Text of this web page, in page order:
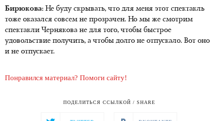
Бирюкова: Не буду скрывать, что для меня этот спектакль
тоже оказался совсем не прозрачен. Но мы же смотрим
спектакли Чернякова не для того, чтобы быстрое
удовольствие получить, а чтобы долго не отпускало. Вот оно
и не отпускает.
Понравился материал? Помоги сайту!
ПОДЕЛИТЬСЯ ССЫЛКОЙ / SHARE